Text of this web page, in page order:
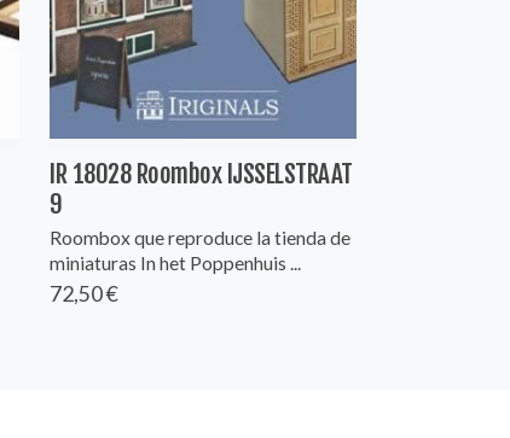
IR 18028 Roombox IJSSELSTRAAT
9
Roombox que reproduce la tienda de
miniaturas In het Poppenhuis ...
72,50 €